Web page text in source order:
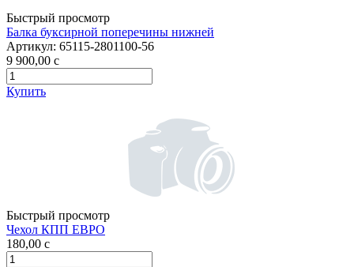
Быстрый просмотр
Балка буксирной поперечины нижней
Артикул: 65115-2801100-56
9 900,00 c
Купить
Быстрый просмотр
Чехол КПП ЕВРО
180,00 c